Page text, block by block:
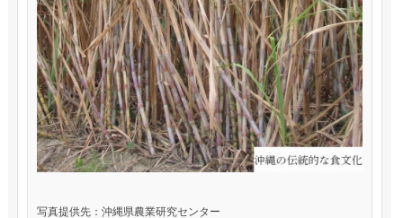
写真提供先：沖縄県農業研究センター